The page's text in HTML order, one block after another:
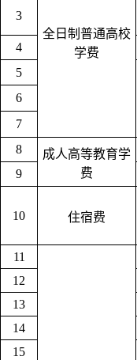
全日制普通高校
学费
3
4
5
6
7
8
成人高等教育学
费
9
10 住宿费
11
12
13
14
15